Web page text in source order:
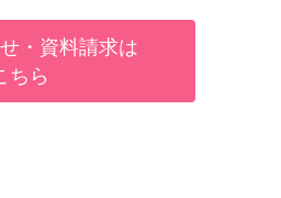
・資料請求は
ちら